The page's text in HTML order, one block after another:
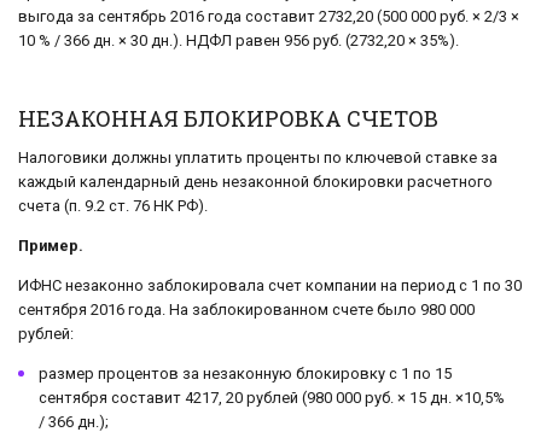
выгода за сентябрь 2016 года составит 2732,20 (500 000 руб. × 2/3 ×
10 % / 366 дн. × 30 дн.). НДФЛ равен 956 руб. (2732,20 × 35%).
НЕЗАКОННАЯ БЛОКИРОВКА СЧЕТОВ
Налоговики должны уплатить проценты по ключевой ставке за
каждый календарный день незаконной блокировки расчетного
счета (п. 9.2 ст. 76 НК РФ).
Пример.
ИФНС незаконно заблокировала счет компании на период с 1 по 30
сентября 2016 года. На заблокированном счете было 980 000
рублей:
размер процентов за незаконную блокировку с 1 по 15
сентября составит 4217, 20 рублей (980 000 руб. × 15 дн. ×10,5%
/ 366 дн.);